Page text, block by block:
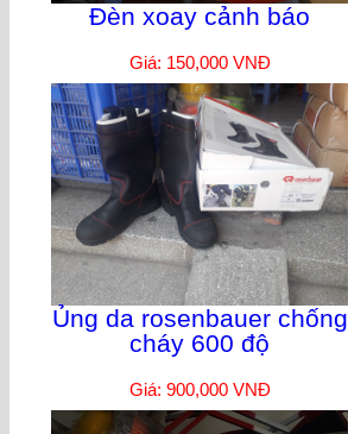
Đèn xoay cảnh báo
Giá: 150,000 VNĐ
Ủng da rosenbauer chống
cháy 600 độ
Giá: 900,000 VNĐ